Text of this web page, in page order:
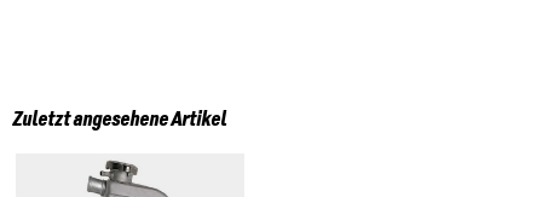
Zuletzt angesehene Artikel